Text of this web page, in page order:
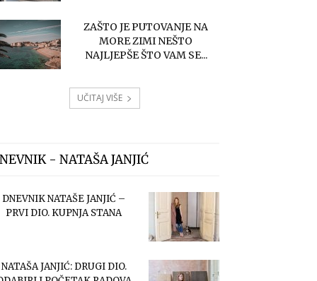
ZAŠTO JE PUTOVANJE NA
MORE ZIMI NEŠTO
NAJLJEPŠE ŠTO VAM SE...
UČITAJ VIŠE
- NATAŠA JANJIĆ
DNEVNIK NATAŠE JANJIĆ –
PRVI DIO. KUPNJA STANA
NATAŠA JANJIĆ: DRUGI DIO.